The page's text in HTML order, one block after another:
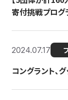
寄付挑戦プログ
2024.07.17
コングラント、